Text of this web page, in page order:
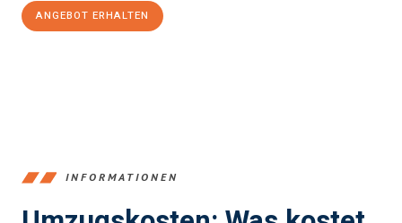
ANGEBOT ERHALTEN
INFORMATIONEN